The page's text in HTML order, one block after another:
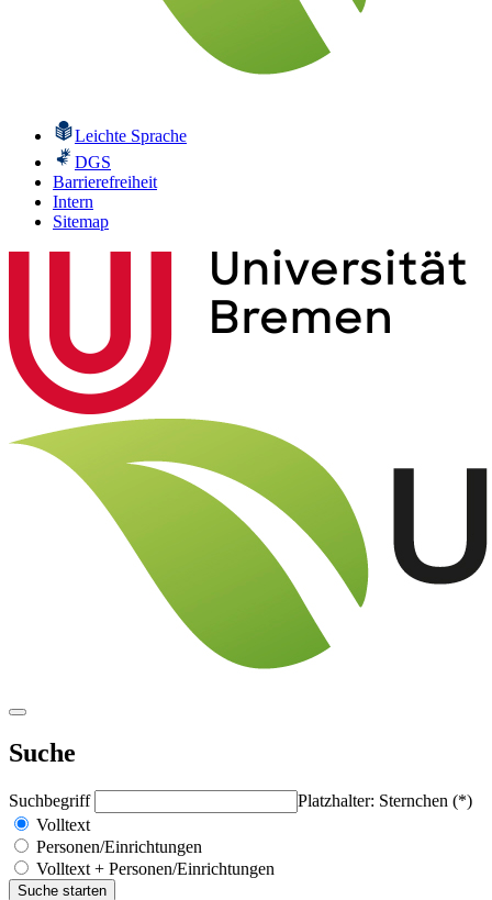
Leichte Sprache
DGS
Barrierefreiheit
Intern
Sitemap
Suche
Suchbegriff
Platzhalter: Sternchen (*)
Volltext
Personen/Einrichtungen
Volltext + Personen/Einrichtungen